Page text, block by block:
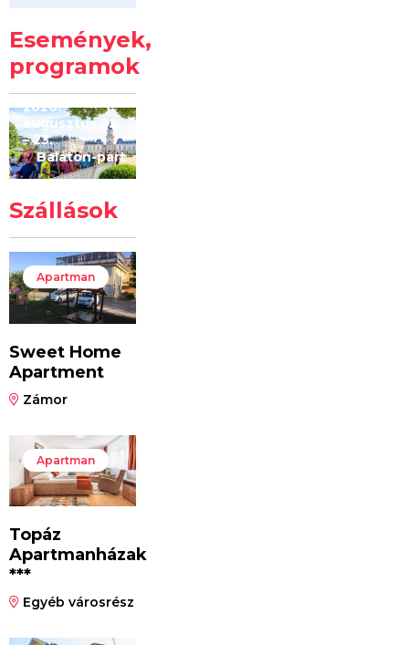
Események,
programok
Kilóméterek
2026
2026.
augusztus 22
– 23.
Balaton-part
Szállások
Apartman
Sweet Home
Apartment
Zámor
Apartman
Topáz
Apartmanházak
***
Egyéb városrész